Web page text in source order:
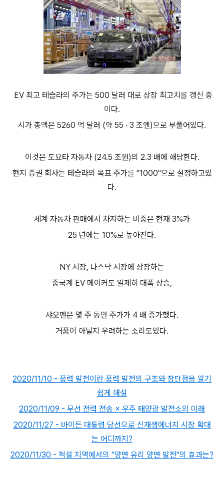
EV 최고 테슬라의 주가는 500 달러 대로 상장 최고치를 갱신 중
이다.
시가 총액은 5260 억 달러 (약 55 · 3 조엔)으로 부풀어있다.
이것은 도요타 자동차 (24.5 조원)의 2.3 배에 해당한다.
현지 증권 회사는 테슬라의 목표 주가를 "1000"으로 설정하고있
다.
세계 자동차 판매에서 차지하는 비중은 현재 3%가
25 년에는 10%로 높아진다.
NY 시장, 나스닥 시장에 상장하는
중국계 EV 메이커도 일제히 대폭 상승,
샤오펜은 몇 주 동안 주가가 4 배 증가했다.
거품이 아닐지 우려하는 소리도있다.
2020/11/10 - 풍력 발전이란 풍력 발전의 구조와 장단점을 알기
쉽게 해설
2020/11/09 - 무선 전력 전송 × 우주 태양광 발전소의 미래
2020/11/27 - 바이든 대통령 당선으로 신재생에너지 시장 확대
는 어디까지?
2020/11/30 - 적설 지역에서의 "양면 유리 양면 발전"의 효과는?